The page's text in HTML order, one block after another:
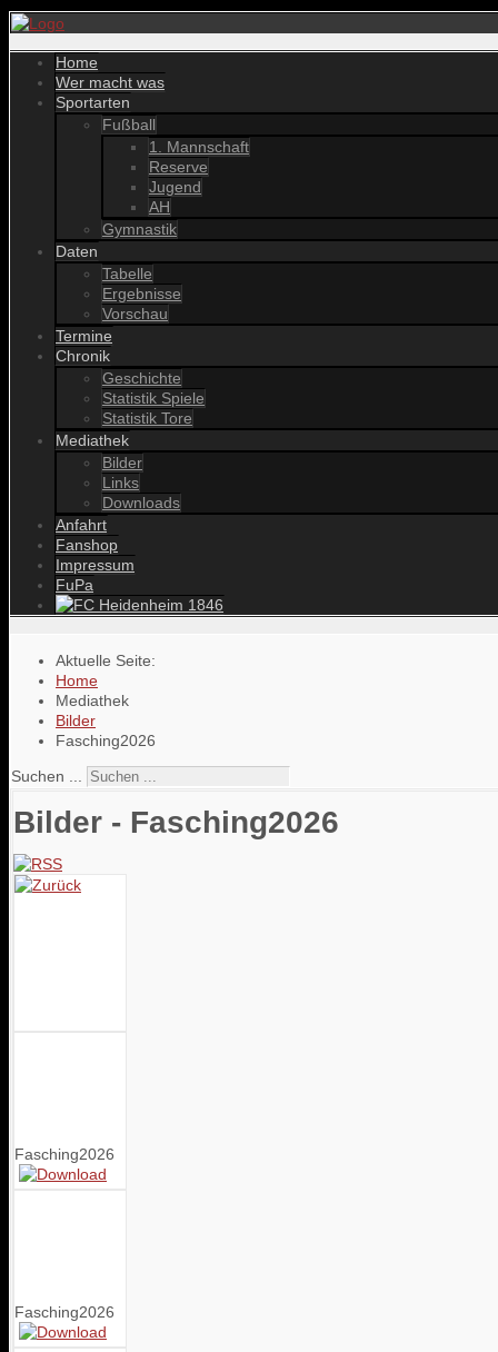
Home
Wer macht was
Sportarten
Fußball
1. Mannschaft
Reserve
Jugend
AH
Gymnastik
Daten
Tabelle
Ergebnisse
Vorschau
Termine
Chronik
Geschichte
Statistik Spiele
Statistik Tore
Mediathek
Bilder
Links
Downloads
Anfahrt
Fanshop
Impressum
FuPa
Aktuelle Seite:
Home
Mediathek
Bilder
Fasching2026
Suchen ...
Bilder - Fasching2026
Fasching2026
Fasching2026